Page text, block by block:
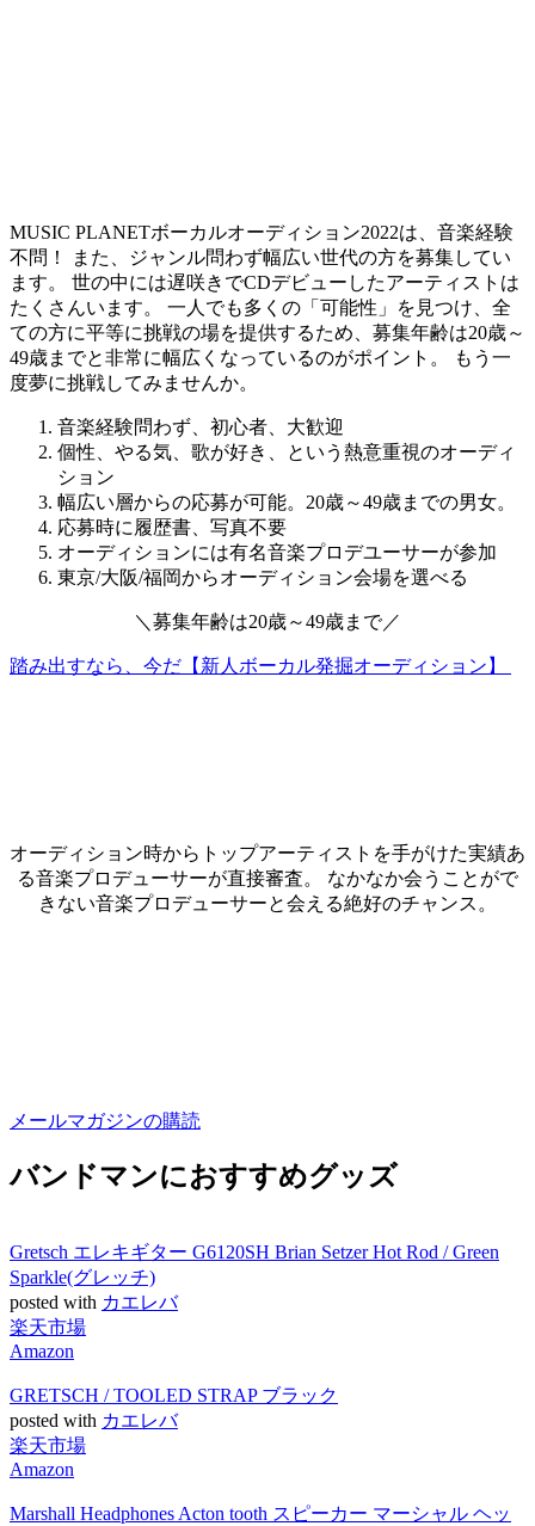
MUSIC PLANETボーカルオーディション2022は、音楽経験
不問！ また、ジャンル問わず幅広い世代の方を募集してい
ます。 世の中には遅咲きでCDデビューしたアーティストは
たくさんいます。 一人でも多くの「可能性」を見つけ、全
ての方に平等に挑戦の場を提供するため、募集年齢は20歳～
49歳までと非常に幅広くなっているのがポイント。
もう一
度夢に挑戦してみませんか。
音楽経験問わず、初心者、大歓迎
個性、やる気、歌が好き、という熱意重視のオーディ
ション
幅広い層からの応募が可能。20歳～49歳までの男女。
応募時に履歴書、写真不要
オーディションには有名音楽プロデユーサーが参加
東京/大阪/福岡からオーディション会場を選べる
＼ 募集年齢は20歳～49歳まで／
踏み出すなら、今だ【新人ボーカル発掘オーディション】
オーディション時からトップアーティストを手がけた実績あ
る音楽プロデューサーが直接審査。 なかなか会うことがで
きない音楽プロデューサーと会える絶好のチャンス。
メールマガジンの購読
バンドマンにおすすめグッズ
Gretsch エレキギター G6120SH Brian Setzer Hot Rod / Green
Sparkle(グレッチ)
posted with カエレバ
楽天市場
Amazon
GRETSCH / TOOLED STRAP ブラック
posted with カエレバ
楽天市場
Amazon
Marshall Headphones Acton tooth スピーカー マーシャル ヘッ